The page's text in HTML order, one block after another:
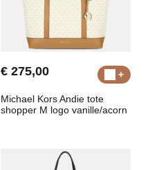
€ 275,00
Michael Kors Andie tote
shopper M logo vanille/acorn